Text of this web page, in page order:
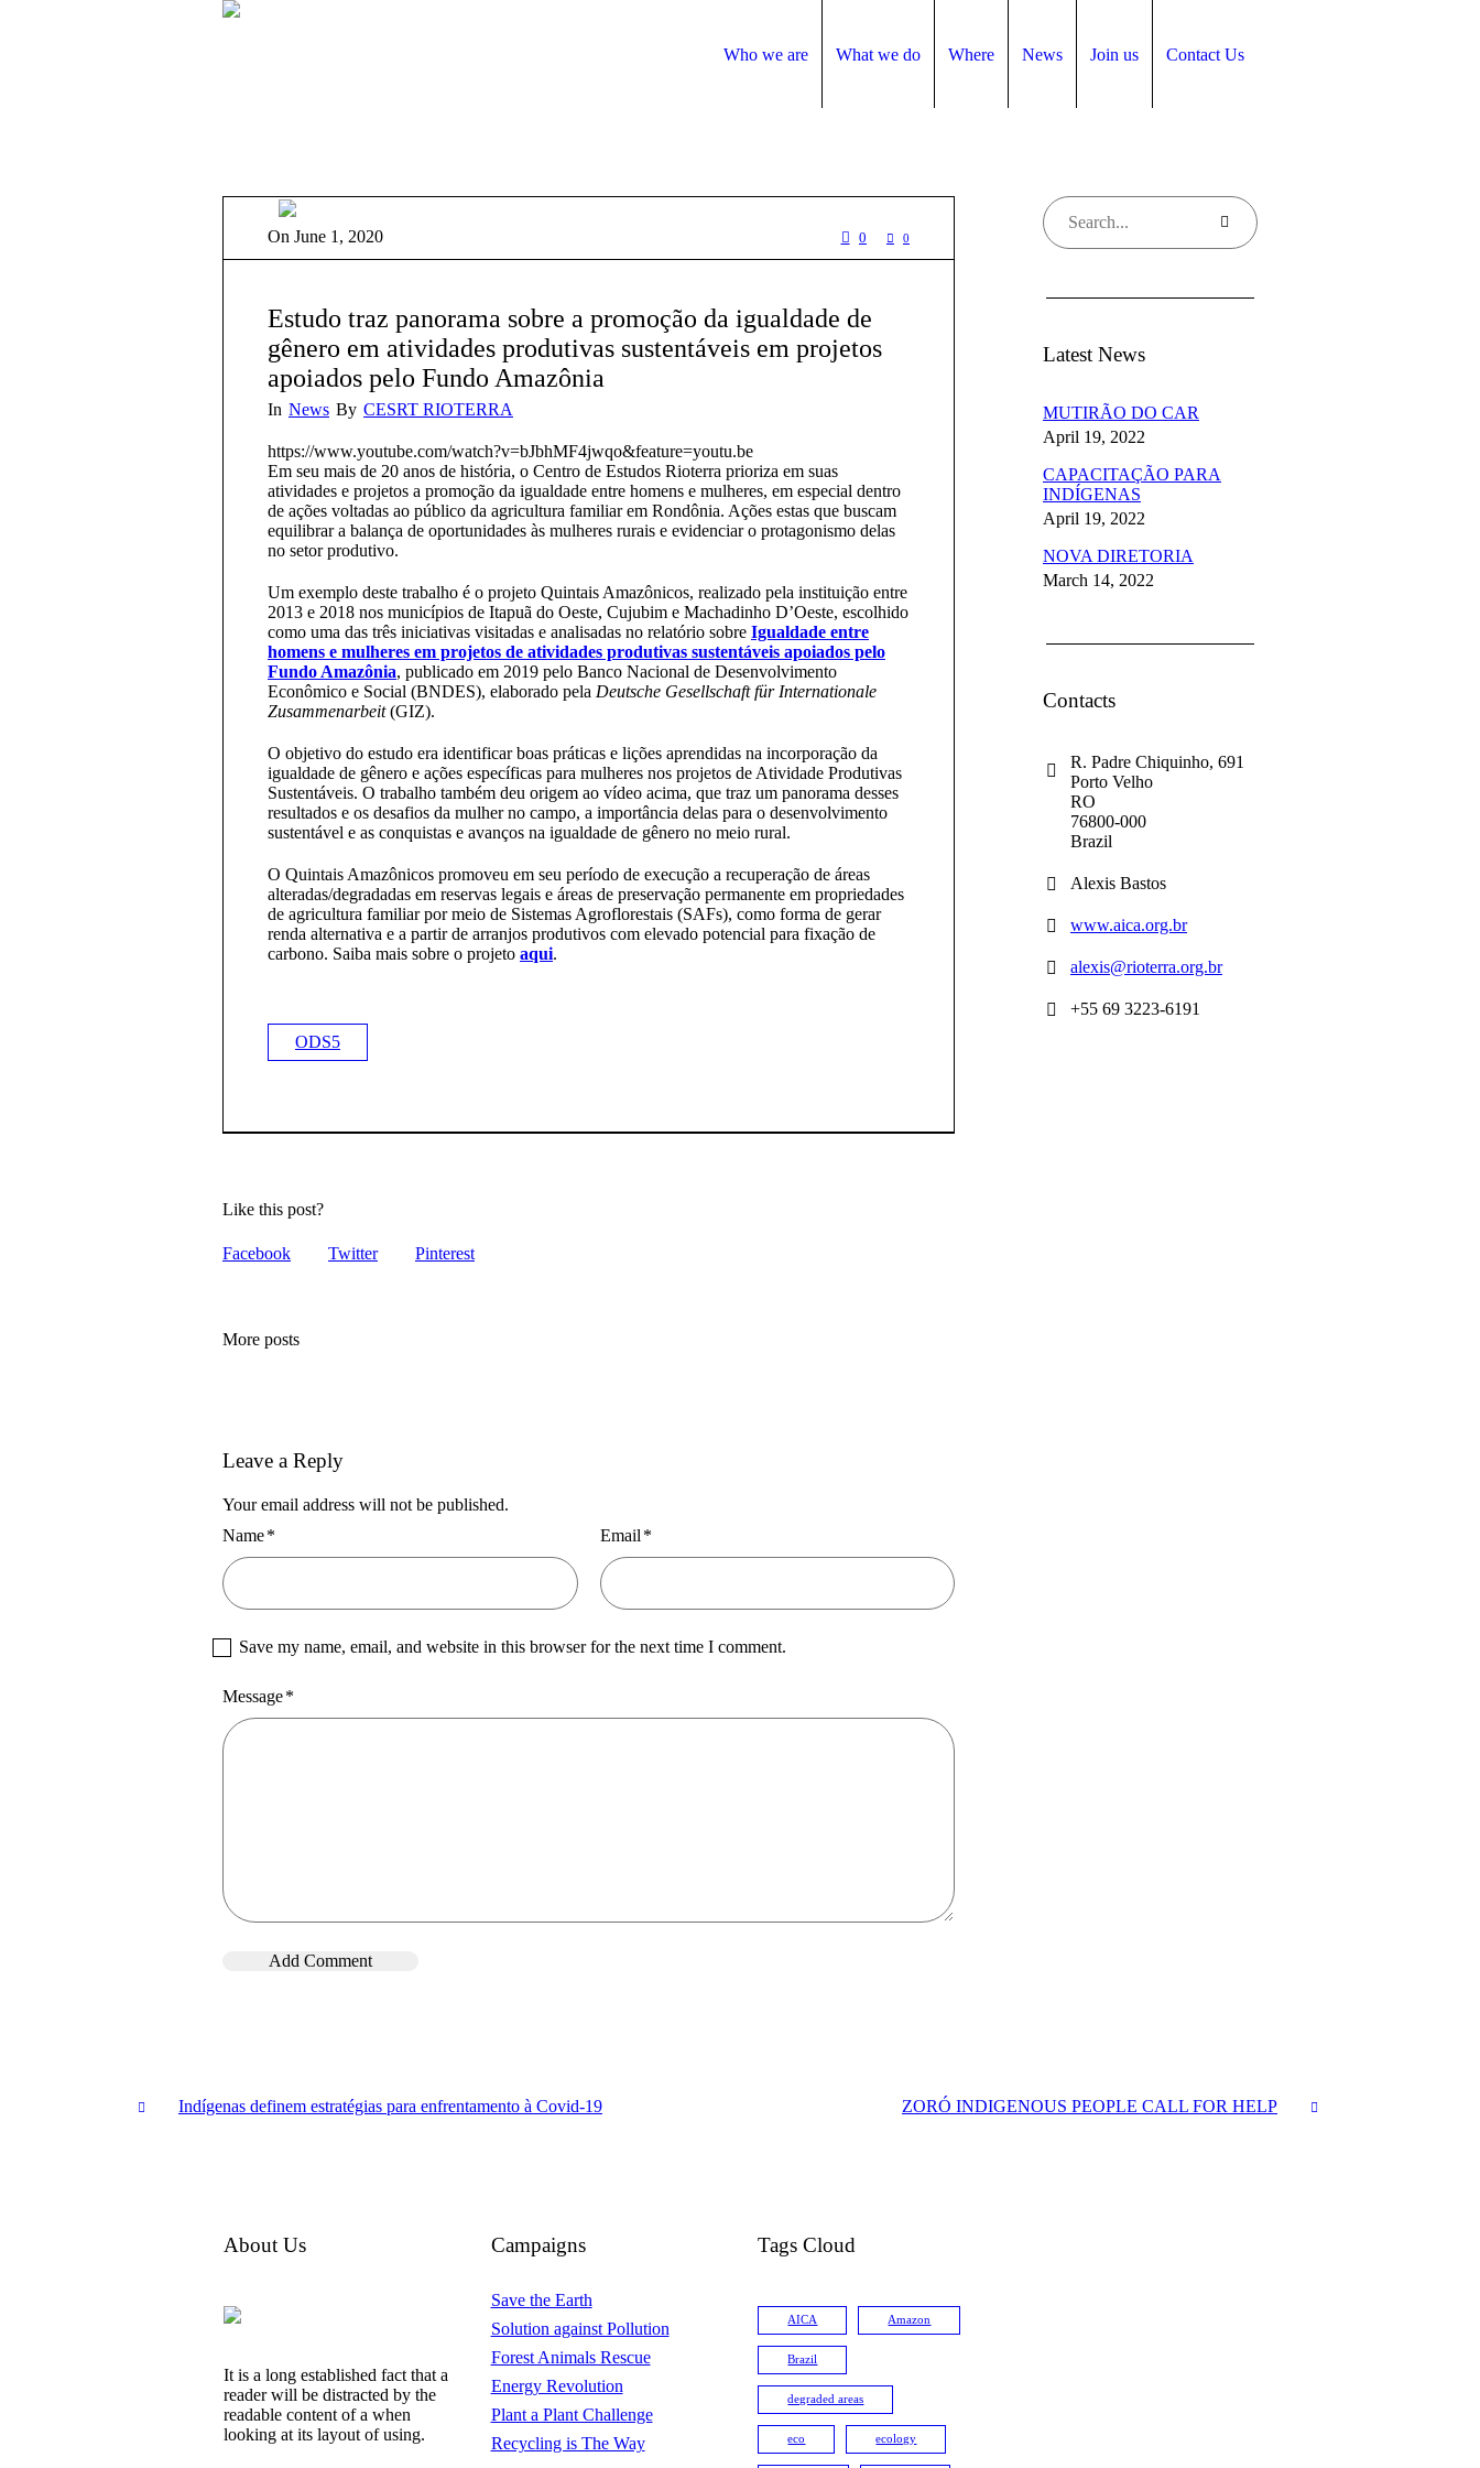
Who we are What we do Where News Join us Contact Us
On June 1, 2020 0 0
Estudo traz panorama sobre a promoção da igualdade de
gênero em atividades produtivas sustentáveis em projetos
apoiados pelo Fundo Amazônia
In News By CESRT RIOTERRA
https://www.youtube.com/watch?v=bJbhMF4jwqo&feature=youtu.be
Em seu mais de 20 anos de história, o Centro de Estudos Rioterra prioriza em suas
atividades e projetos a promoção da igualdade entre homens e mulheres, em especial dentro
de ações voltadas ao público da agricultura familiar em Rondônia. Ações estas que buscam
equilibrar a balança de oportunidades às mulheres rurais e evidenciar o protagonismo delas
no setor produtivo.
Um exemplo deste trabalho é o projeto Quintais Amazônicos, realizado pela instituição entre
2013 e 2018 nos municípios de Itapuã do Oeste, Cujubim e Machadinho D’Oeste, escolhido
como uma das três iniciativas visitadas e analisadas no relatório sobre Igualdade entre
homens e mulheres em projetos de atividades produtivas sustentáveis apoiados pelo
Fundo Amazônia, publicado em 2019 pelo Banco Nacional de Desenvolvimento
Econômico e Social (BNDES), elaborado pela Deutsche Gesellschaft für Internationale
Zusammenarbeit(GIZ).
O objetivo do estudo era identificar boas práticas e lições aprendidas na incorporação da
igualdade de gênero e ações específicas para mulheres nos projetos de Atividade Produtivas
Sustentáveis. O trabalho também deu origem ao vídeo acima, que traz um panorama desses
resultados e os desafios da mulher no campo, a importância delas para o desenvolvimento
sustentável e as conquistas e avanços na igualdade de gênero no meio rural.
O Quintais Amazônicos promoveu em seu período de execução a recuperação de áreas
alteradas/degradadas em reservas legais e áreas de preservação permanente em propriedades
de agricultura familiar por meio de Sistemas Agroflorestais (SAFs), como forma de gerar
renda alternativa e a partir de arranjos produtivos com elevado potencial para fixação de
carbono. Saiba mais sobre o projeto aqui.
ODS5
Like this post?
Facebook Twitter Pinterest
More posts
Leave a Reply
Your email address will not be published.
Name* Email *
Save my name, email, and website in this browser for the next time I comment.
Message*
Latest News
MUTIRÃO DO CAR
April 19, 2022
CAPACITAÇÃO PARA
INDÍGENAS
April 19, 2022
NOVA DIRETORIA
March 14, 2022
Contacts
R. Padre Chiquinho, 691
Porto Velho
RO
76800-000
Brazil
Alexis Bastos
www.aica.org.br
alexis@rioterra.org.br
+55 69 3223-6191
Indígenas definem estratégias para enfrentamento à Covid-19 ZORÓ INDIGENOUS PEOPLE CALL FOR HELP
About Us
It is a long established fact that a
reader will be distracted by the
readable content of a when
looking at its layout of using.
Campaigns
Save the Earth
Solution against Pollution
Forest Animals Rescue
Energy Revolution
Plant a Plant Challenge
Recycling is The Way
Tags Cloud
AICA Amazon
Brazil
degraded areas
eco ecology